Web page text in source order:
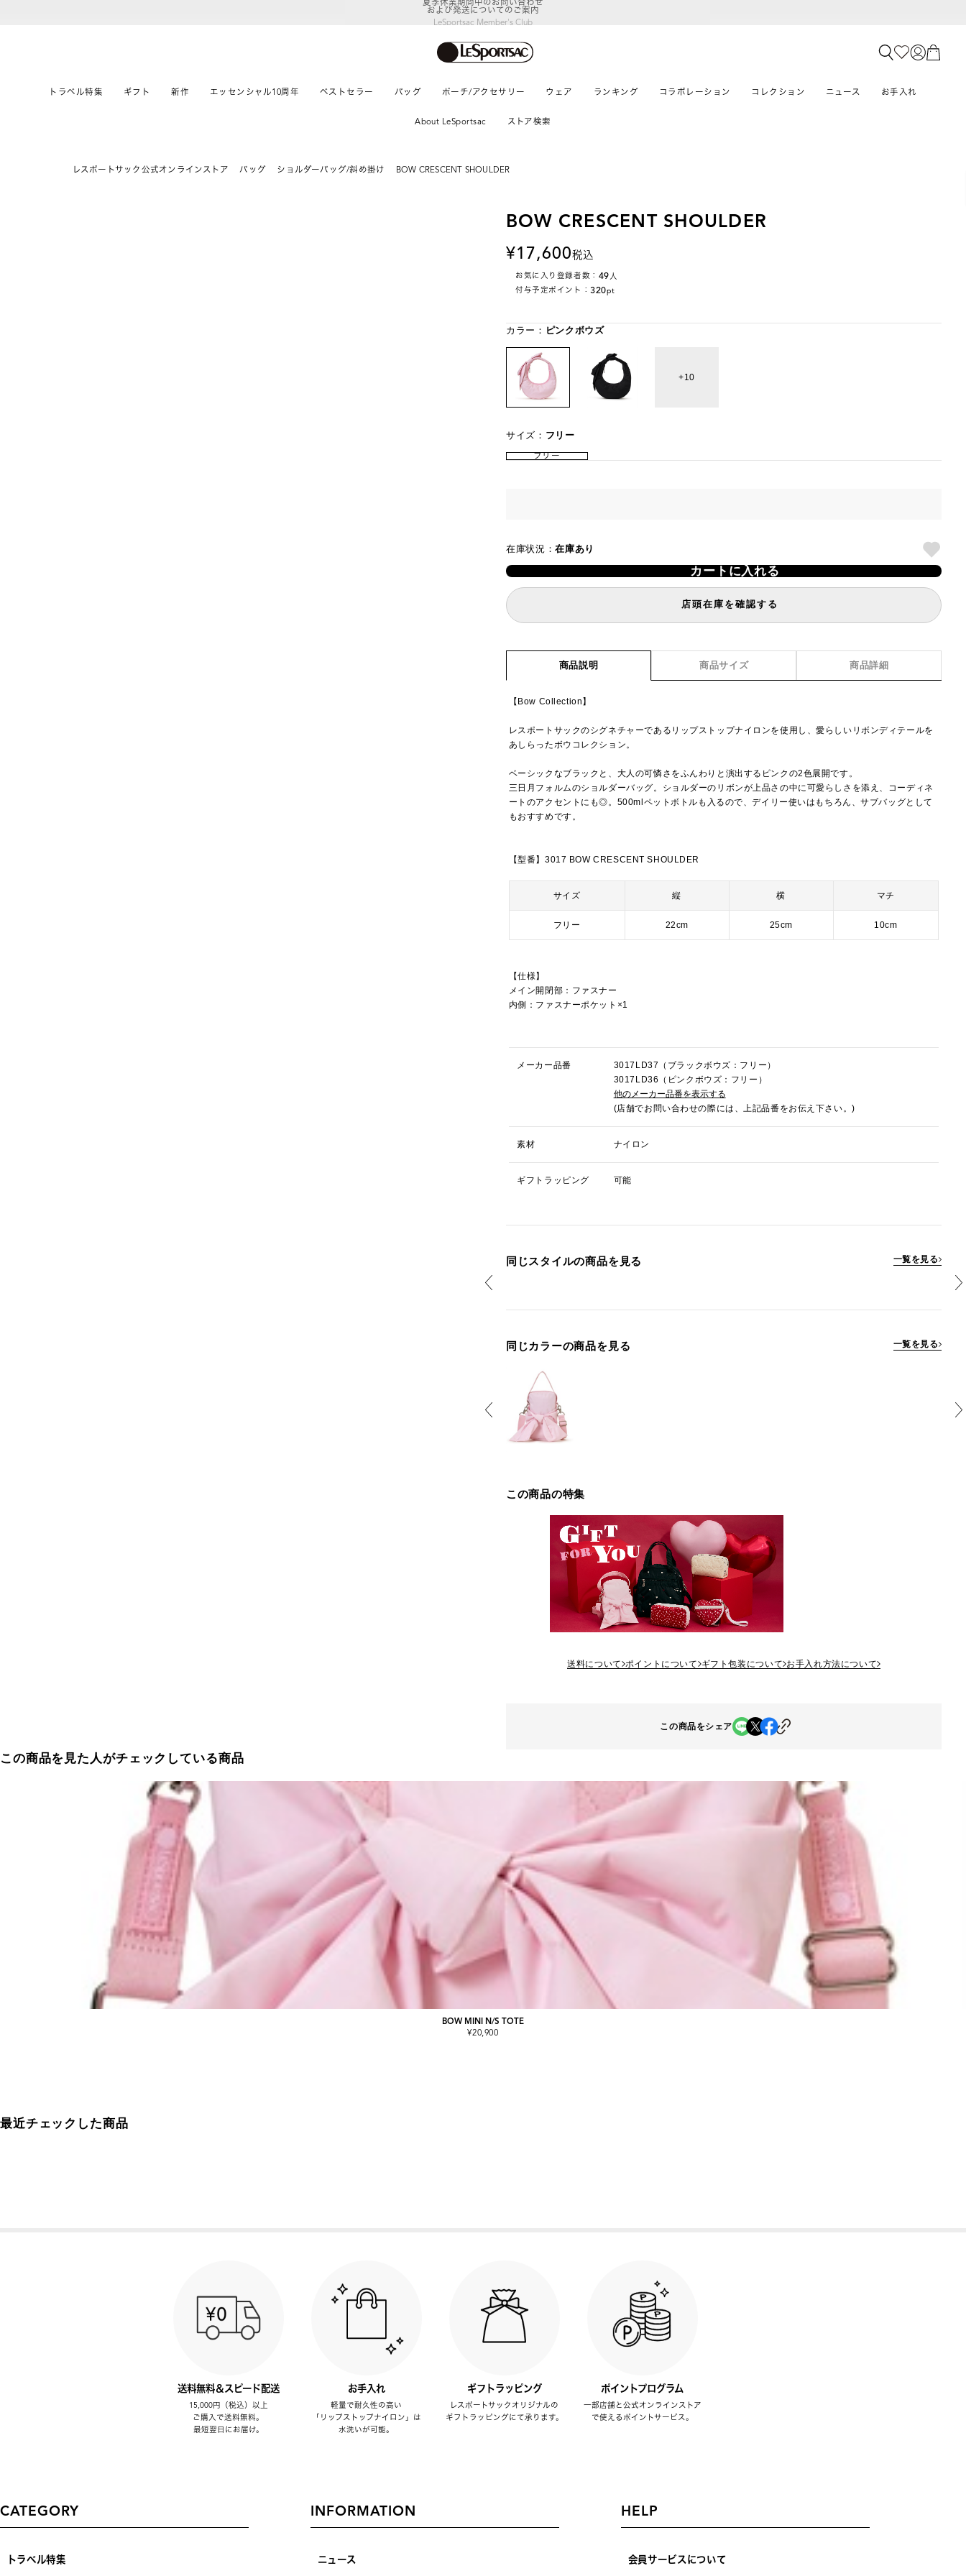
LeSportsac Member's Club
ポイントアップキャンペーン開催中
トラベル特集 ギフト 新作 エッセンシャル10周年 ベストセラー バッグ ポーチ/アクセサリー ウェア ランキング コラボレーション コレクション ニュース お手入れ
About LeSportsac ストア検索
レスポートサック公式オンラインストア バッグ ショルダーバッグ/斜め掛け BOW CRESCENT SHOULDER
BOW CRESCENT SHOULDER
17,600税込
お気に入り登録者数： 49人
付与予定ポイント：320pt
カラー： ピンクボウズ
10
サイズ： フリー
フリー
在庫状況：在庫あり
カートに入れる
店頭在庫を確認する
商品説明 商品サイズ 商品詳細
【Bow Collection】
レスポートサックのシグネチャーであるリップストップナイロンを使用し、愛らしいリボンディテールを
あしらったボウコレクション。
ベーシックなブラックと、大人の可憐さをふんわりと演出するピンクの2色展開です。
三日月フォルムのショルダーバッグ。ショルダーのリボンが上品さの中に可愛らしさを添え、コーディネ
ートのアクセントにも◎。500mlペットボトルも入るので、デイリー使いはもちろん、サブバッグとして
もおすすめです。
【型番】3017 BOW CRESCENT SHOULDER
サイズ 縦 横 マチ
フリー 22cm 25cm 10cm
【仕様】
メイン開閉部：ファスナー
内側：ファスナーポケット×1
メーカー品番
3017LD37（ブラックボウズ：フリー）
3017LD36（ピンクボウズ：フリー）
他のメーカー品番を表示する
(店舗でお問い合わせの際には、上記品番をお伝え下さい。)
素材 ナイロン
ギフトラッピング 可能
同じスタイルの商品を見る 一覧を見る
同じカラーの商品を見る 一覧を見る
この商品の特集
送料について ポイントについて ギフト包装について お手入れ方法について
この商品をシェア
この商品を見た人がチェックしている商品
BOW MINI N/S TOTE
¥20,900
最近チェックした商品
送料無料＆スピード配送
15,000円（税込）以上
ご購入で送料無料。
最短翌日にお届け。
お手入れ
軽量で耐久性の高い
「リップストップナイロン」は
水洗いが可能。
ギフトラッピング
レスポートサックオリジナルの
ギフトラッピングにて承ります。
ポイントプログラム
一部店舗と公式オンラインストア
で使えるポイントサービス。
CATEGORY
トラベル特集
INFORMATION
ニュース
HELP
会員サービスについて